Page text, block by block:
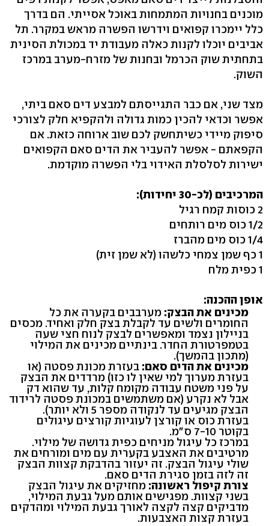
מוכנים בחנויות המתמחות באוכל אסייתי. הם בדרך
כלל יימכרו קפואים וידרשו הפשרה מראש במקרר. תל
אביבים יוכלו לקנות כאלה מעבודת יד במכולת הסינית
בתחתית שוק הכרמל ובחנות של מזרח-מערב במרכז
השוק.
מצד שני, אם כבר התגייסתם למבצע דים סאם ביתי,
אפשר וכדאי להכין כמות גדולה ולהקפיא חלק לצורכי
סיפוק מיידי כשיתחשק לכם שוב ארוחה כזאת. אם
הקפאתם - אפשר להעביר את הדים סאם הקפואים
ישירות לסלסלת האידוי בלי הפשרה מוקדמת.
המרכיבים (לכ-30 יחידות):
2 כוסות קמח רגיל
1/2 כוס מים רותחים
1/4 כוס מים מהברז
1 כף שמן צמחי כלשהו (לא שמן זית)
1 כפית מלח
אופן ההכנה:
מכינים את הבצק:מערבבים בקערה את כל
החומרים ולשים עד לקבלת בצק חלק ואחיד. מכסים
בניילון נצמד ומאפשרים לבצק לנוח חצי שעה
בטמפרטורת החדר. בינתיים מכינים את המילוי
(מתכון בהמשך).
מכינים את הדים סאם:בעזרת מכונת פסטה (או
בעזרת מערוך למי שאין לו כזו) מרדדים את הבצק
על פני משטח עבודה מקומח קלות, עד שהוא דק
אבל לא נקרע (אם משתמשים במכונת פסטה לרידוד
הבצק מגיעים עד לנקודה מספר 5 ולא יותר).
בעזרת כוס או קורצן לעוגיות קורצים עיגולים
בקוטר 7-10 ס"מ.
במרכז כל עיגול מניחים כפית גדושה של מילוי.
מרטיבים את האצבע בקערית עם מים ומורחים את
שולי עיגול הבצק. זה יעזור בהדבקת קצוות הבצק
זה לזה בזמן סגירת הדים סאם.
צורת קיפול ראשונה: מחזיקים את עיגול הבצק
בשני קצוות. מפגישים אותם מעל גבעת המילוי,
מדביקים קצה לקצה לאורך גבעת המילוי ומהדקים
בעזרת קצות האצבעות.